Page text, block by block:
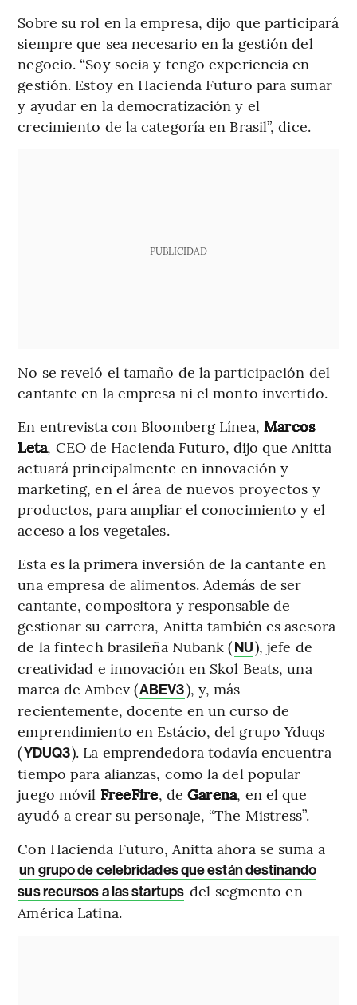
Sobre su rol en la empresa, dijo que participará
siempre que sea necesario en la gestión del
negocio. “Soy socia y tengo experiencia en
gestión. Estoy en Hacienda Futuro para sumar
y ayudar en la democratización y el
crecimiento de la categoría en Brasil”, dice.
PUBLICIDAD
No se reveló el tamaño de la participación del
cantante en la empresa ni el monto invertido.
En entrevista con Bloomberg Línea, Marcos
Leta, CEO de Hacienda Futuro, dijo que Anitta
actuará principalmente en innovación y
marketing, en el área de nuevos proyectos y
productos, para ampliar el conocimiento y el
acceso a los vegetales.
Esta es la primera inversión de la cantante en
una empresa de alimentos. Además de ser
cantante, compositora y responsable de
gestionar su carrera, Anitta también es asesora
de la fintech brasileña Nubank (NU), jefe de
creatividad e innovación en Skol Beats, una
marca de Ambev (ABEV3), y, más
recientemente, docente en un curso de
emprendimiento en Estácio, del grupo Yduqs
(YDUQ3). La emprendedora todavía encuentra
tiempo para alianzas, como la del popular
juego móvil FreeFire, deGarena, en el que
ayudó a crear su personaje, “The Mistress”.
Con Hacienda Futuro, Anitta ahora se suma a
un grupo de celebridades que están destinando
sus recursos a las startups del segmento en
América Latina.